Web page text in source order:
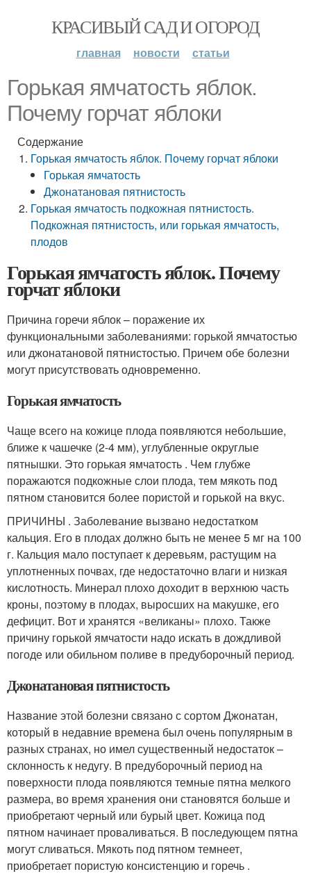
КРАСИВЫЙ САД И ОГОРОД
главная новости статьи
Горькая ямчатость яблок.
Почему горчат яблоки
Содержание
Горькая ямчатость яблок. Почему горчат яблоки
Горькая ямчатость
Джонатановая пятнистость
Горькая ямчатость подкожная пятнистость.
Подкожная пятнистость, или горькая ямчатость,
плодов
Горькая ямчатость яблок. Почему
горчат яблоки
Причина горечи яблок – поражение их
функциональными заболеваниями: горькой ямчатостью
или джонатановой пятнистостью. Причем обе болезни
могут присутствовать одновременно.
Горькая ямчатость
Чаще всего на кожице плода появляются небольшие,
ближе к чашечке (2-4 мм), углубленные округлые
пятнышки. Это горькая ямчатость . Чем глубже
поражаются подкожные слои плода, тем мякоть под
пятном становится более пористой и горькой на вкус.
ПРИЧИНЫ . Заболевание вызвано недостатком
кальция. Его в плодах должно быть не менее 5 мг на 100
г. Кальция мало поступает к деревьям, растущим на
уплотненных почвах, где недостаточно влаги и низкая
кислотность. Минерал плохо доходит в верхнюю часть
кроны, поэтому в плодах, выросших на макушке, его
дефицит. Вот и хранятся «великаны» плохо. Также
причину горькой ямчатости надо искать в дождливой
погоде или обильном поливе в предуборочный период.
Джонатановая пятнистость
Название этой болезни связано с сортом Джонатан,
который в недавние времена был очень популярным в
разных странах, но имел существенный недостаток –
склонность к недугу. В предуборочный период на
поверхности плода появляются темные пятна мелкого
размера, во время хранения они становятся больше и
приобретают черный или бурый цвет. Кожица под
пятном начинает проваливаться. В последующем пятна
могут сливаться. Мякоть под пятном темнеет,
приобретает пористую консистенцию и горечь .